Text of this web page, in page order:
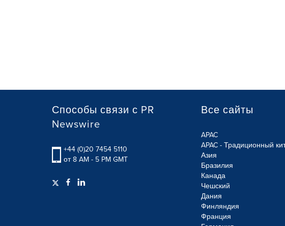
Способы связи с PR
Newswire
+44 (0)20 7454 5110
от 8 AM - 5 PM GMT
Все сайты
APAC
APAC - Традиционный
Азия
Бразилия
Канада
Чешский
Дания
Финляндия
Франция